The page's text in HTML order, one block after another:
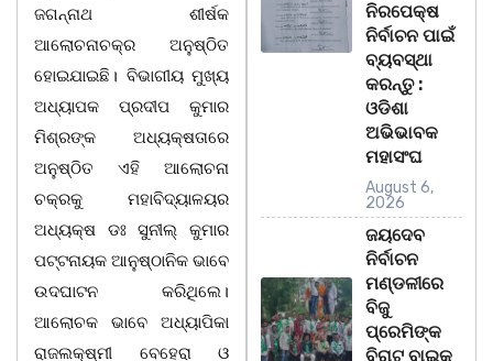
ଜଗନ୍ନାଥ ଶୀର୍ଷକ
ଆଲୋଚନାଚକ୍ର ଅନୁଷ୍ଠିତ
ହୋଇଯାଇଛି। ବିଭାଗୀୟ ମୁଖ୍ୟ
ଅଧ୍ୟାପକ ପ୍ରଦୀପ କୁମାର
ମିଶ୍ରଙ୍କ ଅଧ୍ୟକ୍ଷତାରେ
ଅନୁଷ୍ଠିତ ଏହି ଆଲୋଚନା
ଚକ୍ରକୁ ମହାବିଦ୍ୟାଳୟର
ଅଧ୍ୟକ୍ଷ ଡଃ ସୁନୀଲ୍ କୁମାର
ପଟ୍ଟନାୟକ ଆନୁଷ୍ଠାନିକ ଭାବେ
ଉଦଘାଟନ କରିଥିଲେ।
ଆଲୋଚକ ଭାବେ ଅଧ୍ୟାପିକା
ରାଜଲକ୍ଷ୍ମୀ ବେହେରା ଓ
ନିରପେକ୍ଷ
ନିର୍ବାଚନ ପାଇଁ
ବ୍ୟବସ୍ଥା
କରନ୍ତୁ :
ଓଡିଶା
ଅଭିଭାବକ
ମହାସଂଘ
August 6,
2026
ଜୟଦେବ
ନିର୍ବାଚନ
ମଣ୍ଡଳୀରେ
ବିଜୁ
ପ୍ରେମିଙ୍କ
ବିରାଟ ବାଇକ୍